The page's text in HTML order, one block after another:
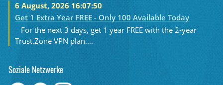
6 August, 2026 16:07:50
Get 1 Extra Year FREE - Only 100 Available Today
For the next 3 days, get 1 year FREE with the 2-year
Trust.Zone VPN plan....
Soziale Netzwerke